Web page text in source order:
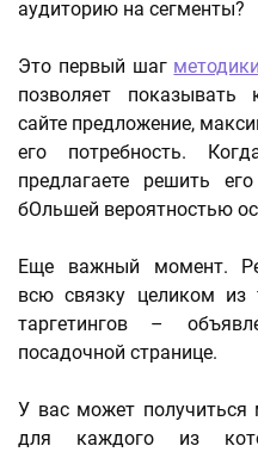
аудиторию на сегменты?
Это первый шаг
позволяет
сайте предложение,
его потребность.
предлагаете решить
бОльшей вероятностью
Еще важный момент.
всю связку целиком
таргетингов –
посадочной странице.
У вас может получиться
для каждого из